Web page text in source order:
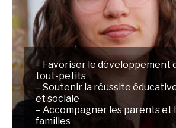
– Favoriser le développement
tout-petits
– Soutenir la réussite
et sociale
– Accompagner les parents et
familles